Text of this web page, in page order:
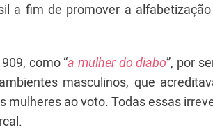
a fim de promover a
como “a mulher do diabo”, por
masculinos, que
mulheres ao voto. Todas essas